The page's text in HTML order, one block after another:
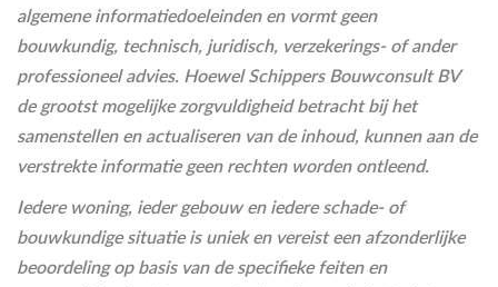
algemene informatiedoeleinden en vormt geen
bouwkundig, technisch, juridisch, verzekerings- of ander
professioneel advies. Hoewel Schippers Bouwconsult BV
de grootst mogelijke zorgvuldigheid betracht bij het
samenstellen en actualiseren van de inhoud, kunnen aan de
verstrekte informatie geen rechten worden ontleend.
Iedere woning, ieder gebouw en iedere schade- of
bouwkundige situatie is uniek en vereist een afzonderlijke
beoordeling op basis van de specifieke feiten en